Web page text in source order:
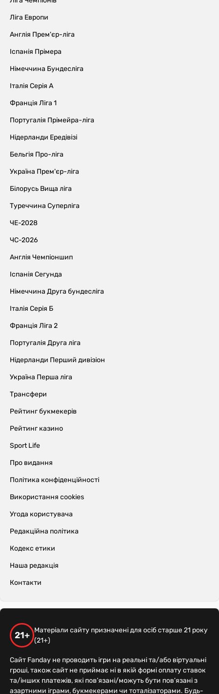
Ліга Европи
Англія Прем'єр-ліга
Іспанія Прімера
Німеччина Бундесліга
Італія Серія А
Франція Ліга 1
Португалія Прімейра-ліга
Нідерланди Ередівізі
Бельгія Про-ліга
Україна Прем'єр-ліга
Білорусь Вища ліга
Туреччина Суперліга
ЧЕ-2028
ЧС-2026
Англія Чемпіоншип
Іспанія Сегунда
Німеччина Друга бундесліга
Італія Серія Б
Франція Ліга 2
Португалія Друга ліга
Нідерланди Перший дивізіон
Україна Перша ліга
Трансфери
Рейтинг букмекерів
Рейтинг казино
Sport Life
Про видання
Політика конфіденційності
Використання cookies
Угода користувача
Редакційна політика
Кодекс етики
Наша редакція
Контакти
21+
Матеріали сайту призначені для осіб старше 21 року
(21+)
Сайт Fanday не проводить ігри на реальні та/або віртуальні
гроші, також сайт не приймає ні в якій формі оплату ставок
та/інших платежів, які пов’язані/можуть бути пов’язані з
азартними іграми, букмекерами чи тоталізаторами. Будь-